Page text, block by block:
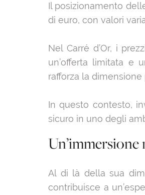
Il posizionamento
di euro, con valori
Nel Carré d’Or, i
un’offerta limitata e
rafforza la
In questo contesto,
sicuro in uno degli
Un’immersione
Al di là della sua
contribuisce a